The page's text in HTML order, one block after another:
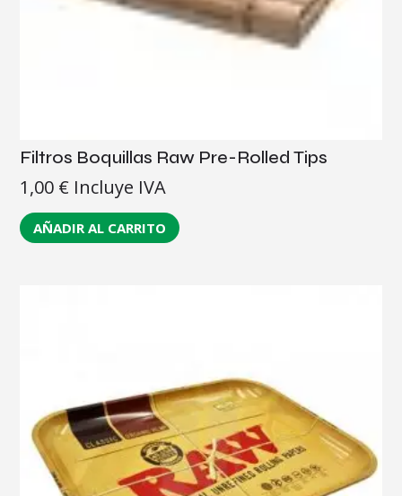
Filtros Boquillas Raw Pre-Rolled Tips
1,00 € Incluye IVA
AÑADIR AL CARRITO